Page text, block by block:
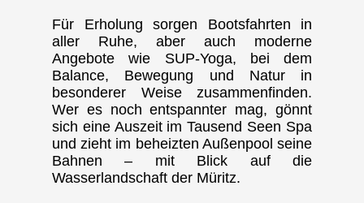
Für Erholung sorgen Bootsfahrten in
aller Ruhe, aber auch moderne
Angebote wie SUP‑Yoga, bei dem
Balance, Bewegung und Natur in
besonderer Weise zusammenfinden.
Wer es noch entspannter mag, gönnt
sich eine Auszeit im Tausend Seen Spa
und zieht im beheizten Außenpool seine
Bahnen – mit Blick auf die
Wasserlandschaft der Müritz.